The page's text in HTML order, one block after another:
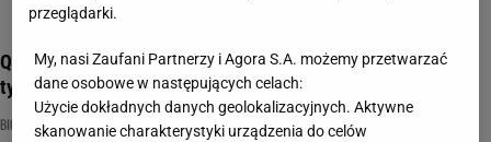
Quiz o ciąży. Sprawdź, czy naprawdę wiesz, co dzieje się w
tym czasie
BIOLOGIA CIĄŻA DZIECKO
przeglądarki.
My, nasi Zaufani Partnerzy i Agora S.A. możemy przetwarzać
dane osobowe w następujących celach:
Użycie dokładnych danych geolokalizacyjnych. Aktywne
skanowanie charakterystyki urządzenia do celów